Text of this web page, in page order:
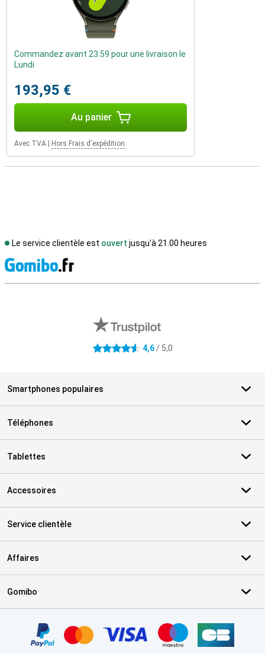
Commandez avant 23:59 pour une livraison le
Lundi
193,95 €
Au panier
Avec TVA Hors Frais d'expédition
Le service clientèle est ouvert jusqu'à 21.00 heures
4.6 étoiles 4,6/ 5,0
Smartphones populaires
Téléphones
Tablettes
Accessoires
Service clientèle
Affaires
Gomibo